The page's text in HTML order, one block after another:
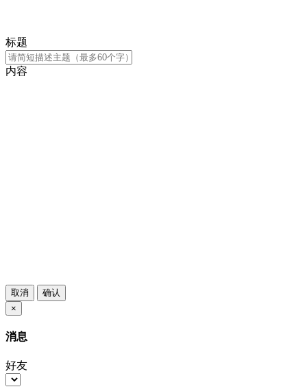
标题
内容
取消
确认
×
消息
好友